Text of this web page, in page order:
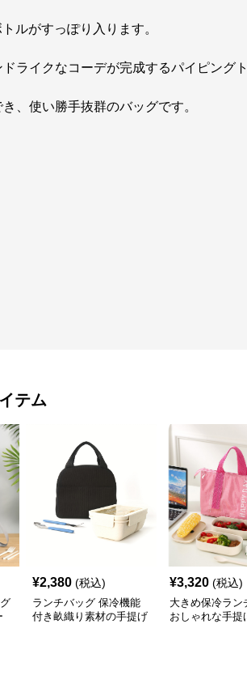
ルがすっぽり入ります。
ライクなコーデが完成するパイピング
、使い勝手抜群のバッグです。
テム
¥2,380 (税込)
ランチバッグ 保冷機能
付き畝織り素材の手提げ
¥3,320 (税込)
大きめ保冷ラン
おしゃれな手提